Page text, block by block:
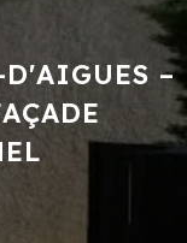
–